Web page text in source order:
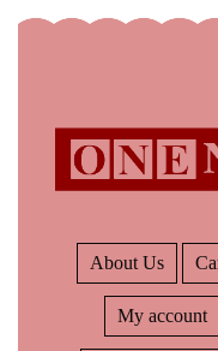
About Us
My account